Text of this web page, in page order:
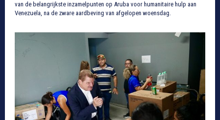
van de belangrijkste inzamelpunten op Aruba voor humanitaire hulp aan
Venezuela, na de zware aardbeving van afgelopen woensdag.